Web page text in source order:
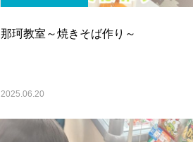
那珂教室～焼きそば作り～
2025.06.20